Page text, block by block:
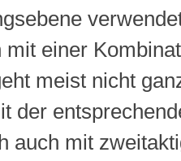
mit einer
meist nicht
der
auch mit